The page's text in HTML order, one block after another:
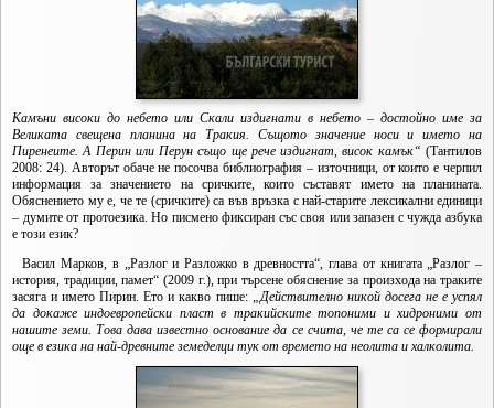
Камъни високи до небето или Скали издигнати в небето – достойно име за
Великата свещена планина на Тракия. Същото значение носи и името на
Пиренеите. А Перин или Перун също ще рече издигнат, висок камък“ (Тантилов
2008: 24). Авторът обаче не посочва библиография – източници, от които е черпил
информация за значението на сричките, които съставят името на планината.
Обяснението му е, че те (сричките) са във връзка с най-старите лексикални единици
– думите от протоезика. Но писмено фиксиран със своя или запазен с чужда азбука
е този език?
Васил Марков, в „Разлог и Разложко в древността“, глава от книгата „Разлог –
история, традиции, памет“ (2009 г.), при търсене обяснение за произхода на траките
засяга и името Пирин. Ето и какво пише: „Действително никой досега не е успял
да докаже индоевропейски пласт в тракийските топоними и хидроними от
нашите земи. Това дава известно основание да се счита, че те са се формирали
още в езика на най-древните земеделци тук от времето на неолита и халколита.